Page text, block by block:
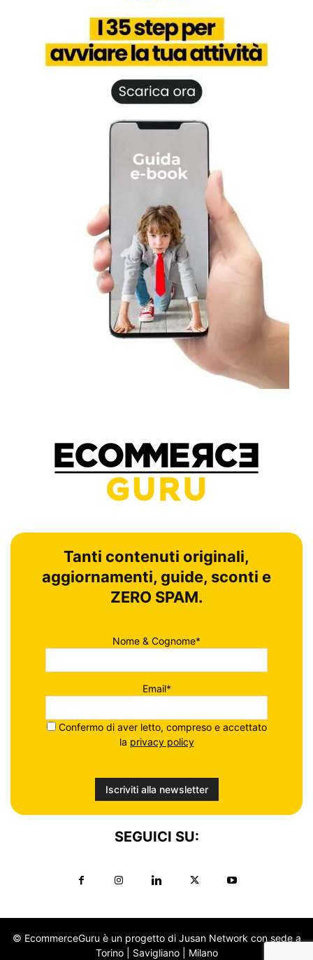
Tanti contenuti originali,
aggiornamenti, guide, sconti e
ZERO SPAM.
Nome & Cognome*
Email*
Confermo di aver letto, compreso e accettato
la privacy policy
SEGUICI SU:
© EcommerceGuru è un progetto di Jusan Network con sede a
Torino | Savigliano | Milano